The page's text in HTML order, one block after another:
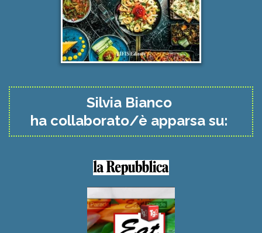
Silvia Bianco
ha collaborato/è apparsa su: